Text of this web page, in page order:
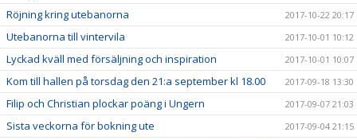
Röjning kring utebanorna 2017-10-22 20:17
Utebanorna till vintervila 2017-10-01 10:12
Lyckad kväll med försäljning och inspiration 2017-10-01 10:07
Kom till hallen på torsdag den 21:a september kl 18.00 2017-09-18 13:30
Filip och Christian plockar poäng i Ungern 2017-09-07 21:03
Sista veckorna för bokning ute 2017-09-04 21:15